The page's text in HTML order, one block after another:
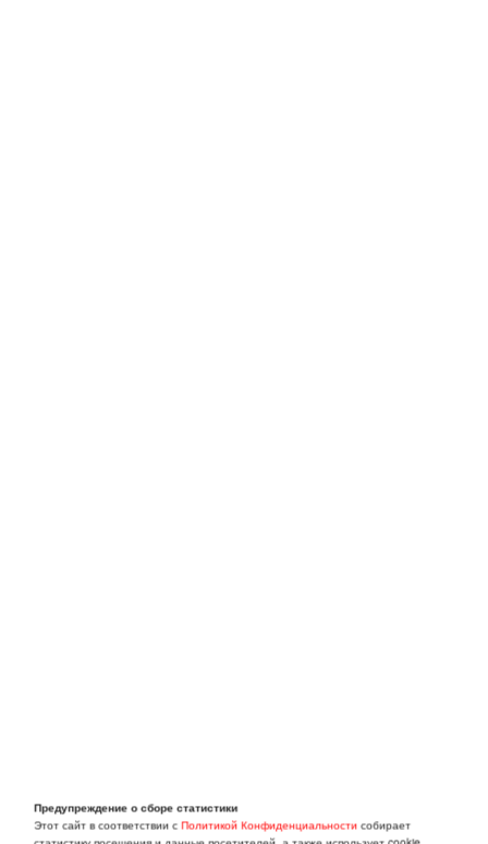
Предупреждение о сборе статистики
Этот сайт в соответствии сПолитикой Конфиденциальности собирает